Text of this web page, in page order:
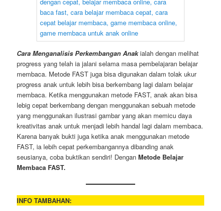
Cara Menganalisis Perkembangan Anakialah dengan melihat
progress yang telah ia jalani selama masa pembelajaran belajar
membaca. Metode FAST juga bisa digunakan dalam tolak ukur
progress anak untuk lebih bisa berkembang lagi dalam belajar
membaca. Ketika menggunakan metode FAST, anak akan bisa
lebig cepat berkembang dengan menggunakan sebuah metode
yang menggunakan ilustrasi gambar yang akan memicu daya
kreativitas anak untuk menjadi lebih handal lagi dalam membaca.
Karena banyak bukti juga ketika anak menggunakan metode
FAST, ia lebih cepat perkembangannya dibanding anak
seusianya, coba buktikan sendiri! DenganMetode Belajar
Membaca FAST.
INFO TAMBAHAN: